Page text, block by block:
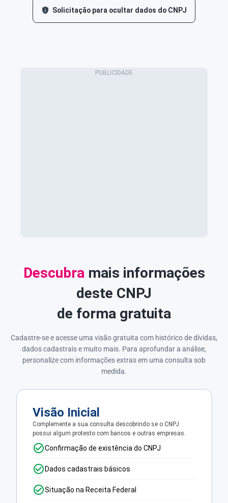
Solicitação para ocultar dados do CNPJ
Descubra mais informações
deste CNPJ
de forma gratuita
Cadastre-se e acesse uma visão gratuita com histórico de dívidas,
dados cadastrais e muito mais. Para aprofundar a análise,
personalize com informações extras em uma consulta sob
medida.
Visão Inicial
Complemente a sua consulta descobrindo se o CNPJ
possui algum protesto com bancos e outras empresas.
Confirmação de existência do CNPJ
Dados cadastrais básicos
Situação na Receita Federal